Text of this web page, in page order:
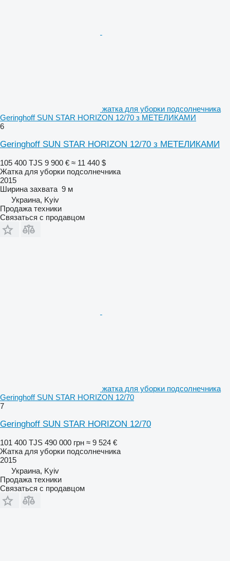
жатка для уборки подсолнечника
Geringhoff SUN STAR HORIZON 12/70 з МЕТЕЛИКАМИ
6
Geringhoff SUN STAR HORIZON 12/70 з МЕТЕЛИКАМИ
105 400 TJS 9 900 € ≈ 11 440 $
Жатка для уборки подсолнечника
2015
Ширина захвата 9 м
Украина, Kyiv
Продажа техники
Связаться с продавцом
жатка для уборки подсолнечника
Geringhoff SUN STAR HORIZON 12/70
7
Geringhoff SUN STAR HORIZON 12/70
101 400 TJS 490 000 грн ≈ 9 524 €
Жатка для уборки подсолнечника
2015
Украина, Kyiv
Продажа техники
Связаться с продавцом